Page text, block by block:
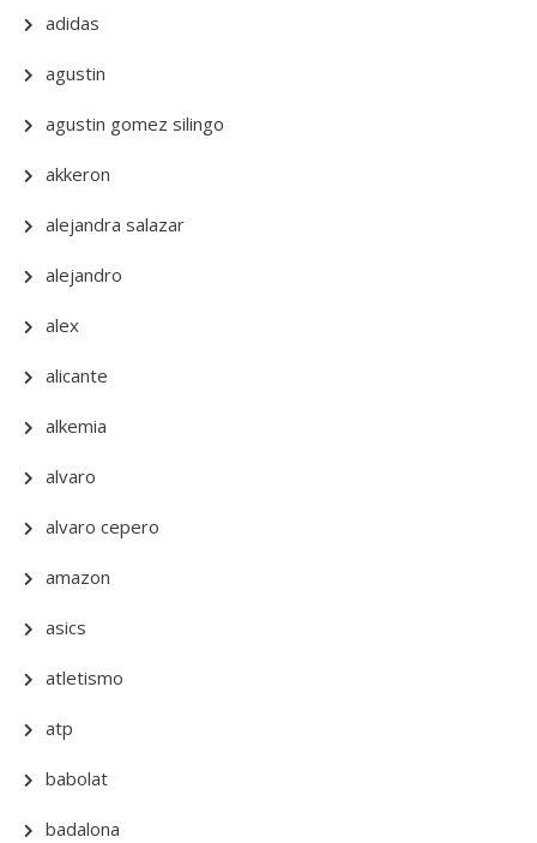
adidas
agustin
agustin gomez silingo
akkeron
alejandra salazar
alejandro
alex
alicante
alkemia
alvaro
alvaro cepero
amazon
asics
atletismo
atp
babolat
badalona